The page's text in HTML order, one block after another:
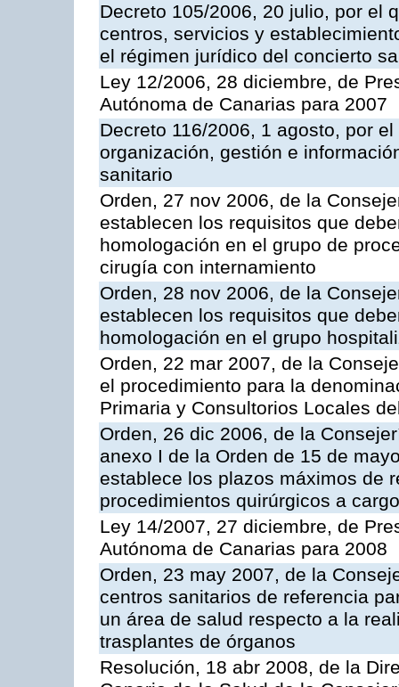
Decreto 105/2006, 20 julio, por el
centros, servicios y
el régimen jurídico del concierto
Ley 12/2006, 28 diciembre, de
Autónoma de Canarias para 2007
Decreto 116/2006, 1 agosto, por
organización, gestión e
sanitario
Orden, 27 nov 2006, de la
establecen los requisitos que
homologación en el grupo de
cirugía con internamiento
Orden, 28 nov 2006, de la
establecen los requisitos que
homologación en el grupo
Orden, 22 mar 2007, de la
el procedimiento para la
Primaria y Consultorios Locales
Orden, 26 dic 2006, de la
anexo I de la Orden de 15 de
establece los plazos máximos de
procedimientos quirúrgicos a
Ley 14/2007, 27 diciembre, de
Autónoma de Canarias para 2008
Orden, 23 may 2007, de la
centros sanitarios de referencia
un área de salud respecto a la
trasplantes de órganos
Resolución, 18 abr 2008, de la